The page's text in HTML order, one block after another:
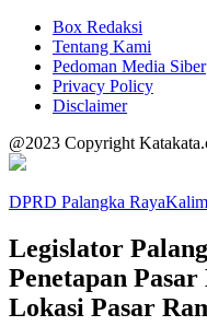
Box Redaksi
Tentang Kami
Pedoman Media Siber
Privacy Policy
Disclaimer
@2023 Copyright
DPRD Palangka Raya
Legislator
Penetapan
Lokasi Pasar